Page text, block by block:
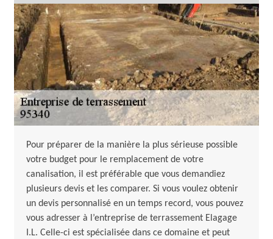
Pour préparer de la manière la plus sérieuse possible
votre budget pour le remplacement de votre
canalisation, il est préférable que vous demandiez
plusieurs devis et les comparer. Si vous voulez obtenir
un devis personnalisé en un temps record, vous pouvez
vous adresser à l’entreprise de terrassement Elagage
I.L. Celle-ci est spécialisée dans ce domaine et peut